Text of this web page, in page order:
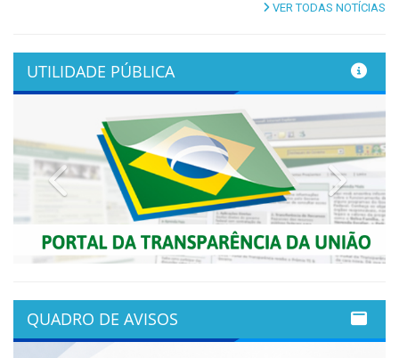
VER TODAS NOTÍCIAS
UTILIDADE PÚBLICA
Previous Next
QUADRO DE AVISOS